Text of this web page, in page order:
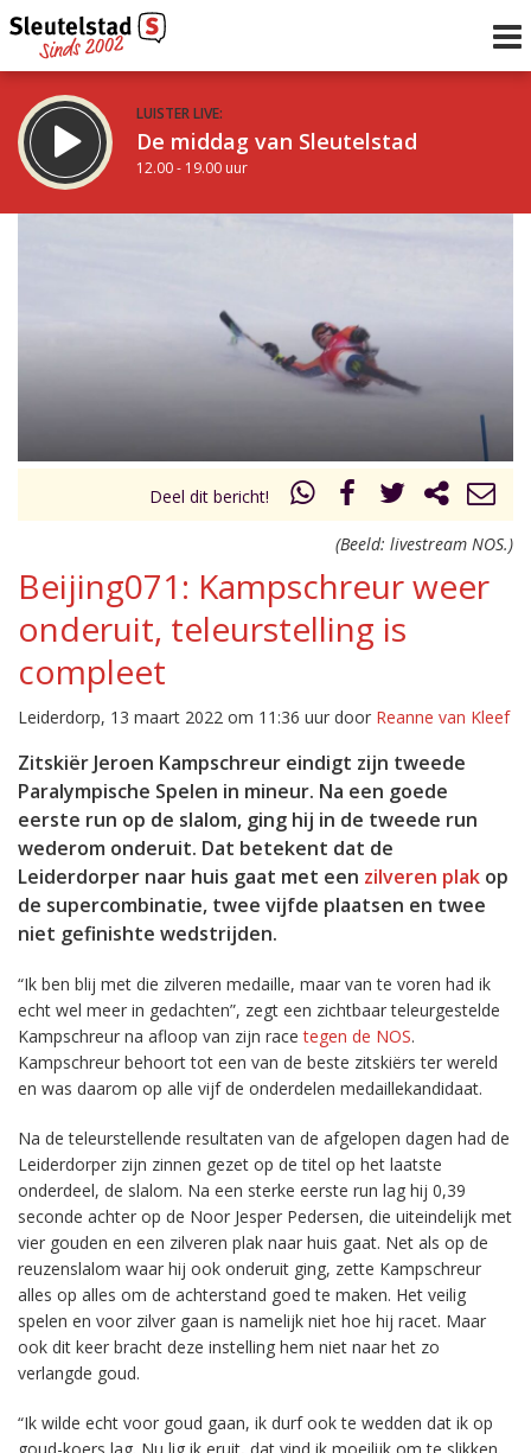
LUISTER LIVE:
De middag van Sleutelstad
12.00 - 19.00 uur
Deel dit bericht!
(Beeld: livestream NOS.)
Beijing071: Kampschreur weer
onderuit, teleurstelling is
compleet
Leiderdorp, 13 maart 2022 om 11:36 uur door Reanne van Kleef
Zitskiër Jeroen Kampschreur eindigt zijn tweede
Paralympische Spelen in mineur. Na een goede
eerste run op de slalom, ging hij in de tweede run
wederom onderuit. Dat betekent dat de
Leiderdorper naar huis gaat met een zilveren plak op
de supercombinatie, twee vijfde plaatsen en twee
niet gefinishte wedstrijden.
“Ik ben blij met die zilveren medaille, maar van te voren had ik
echt wel meer in gedachten”, zegt een zichtbaar teleurgestelde
Kampschreur na afloop van zijn racetegen de NOS.
Kampschreur behoort tot een van de beste zitskiërs ter wereld
en was daarom op alle vijf de onderdelen medaillekandidaat.
Na de teleurstellende resultaten van de afgelopen dagen had de
Leiderdorper zijn zinnen gezet op de titel op het laatste
onderdeel, de slalom. Na een sterke eerste run lag hij 0,39
seconde achter op de Noor Jesper Pedersen, die uiteindelijk met
vier gouden en een zilveren plak naar huis gaat. Net als op de
reuzenslalom waar hij ook onderuit ging, zette Kampschreur
alles op alles om de achterstand goed te maken. Het veilig
spelen en voor zilver gaan is namelijk niet hoe hij racet. Maar
ook dit keer bracht deze instelling hem niet naar het zo
verlangde goud.
“Ik wilde echt voor goud gaan, ik durf ook te wedden dat ik op